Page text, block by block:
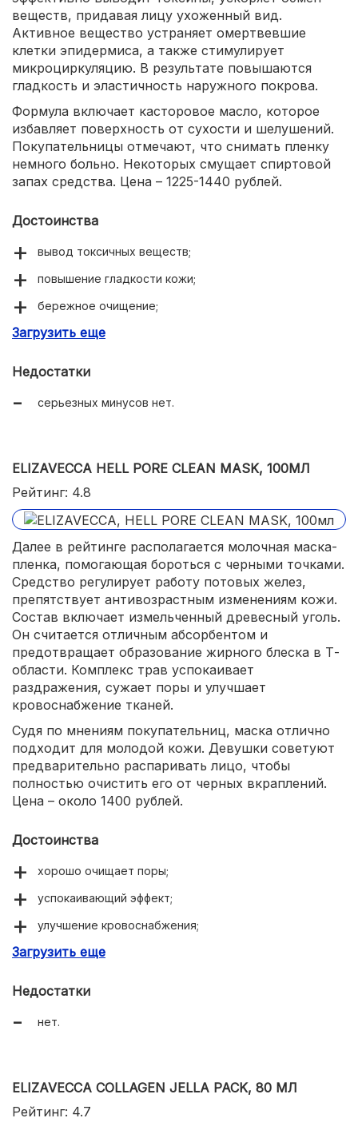
веществ, придавая лицу ухоженный вид.
Активное вещество устраняет омертвевшие
клетки эпидермиса, а также стимулирует
микроциркуляцию. В результате повышаются
гладкость и эластичность наружного покрова.
Формула включает касторовое масло, которое
избавляет поверхность от сухости и шелушений.
Покупательницы отмечают, что снимать пленку
немного больно. Некоторых смущает спиртовой
запах средства. Цена – 1225-1440 рублей.
Достоинства
вывод токсичных веществ;
повышение гладкости кожи;
бережное очищение;
избавление от сухости;
Загрузить еще
Недостатки
серьезных минусов нет.
ELIZAVECCA HELL PORE CLEAN MASK, 100МЛ
Рейтинг: 4.8
Далее в рейтинге располагается молочная маска-
пленка, помогающая бороться с черными точками.
Средство регулирует работу потовых желез,
препятствует антивозрастным изменениям кожи.
Состав включает измельченный древесный уголь.
Он считается отличным абсорбентом и
предотвращает образование жирного блеска в Т-
области. Комплекс трав успокаивает
раздражения, сужает поры и улучшает
кровоснабжение тканей.
Судя по мнениям покупательниц, маска отлично
подходит для молодой кожи. Девушки советуют
предварительно распаривать лицо, чтобы
полностью очистить его от черных вкраплений.
Цена – около 1400 рублей.
Достоинства
хорошо очищает поры;
успокаивающий эффект;
улучшение кровоснабжения;
нормализация работы потовых желез.
Загрузить еще
Недостатки
нет.
ELIZAVECCA COLLAGEN JELLA PACK, 80 МЛ
Рейтинг: 4.7